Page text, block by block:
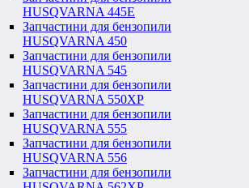
HUSQVARNA 445E
Запчастини для бензопили
HUSQVARNA 450
Запчастини для бензопили
HUSQVARNA 545
Запчастини для бензопили
HUSQVARNA 550ХР
Запчастини для бензопили
HUSQVARNA 555
Запчастини для бензопили
HUSQVARNA 556
Запчастини для бензопили